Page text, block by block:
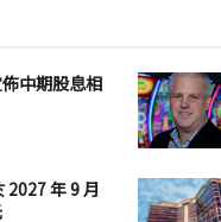
中期股息相
年 9 月